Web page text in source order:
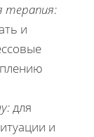
терапия:
и
для
и